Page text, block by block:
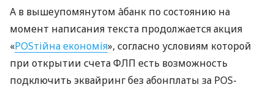
А в вышеупомянутом àбанк по состоянию на
момент написания текста продолжается акция
«POSтійна економія», согласно условиям которой
при открытии счета ФЛП есть возможность
подключить эквайринг без абонплаты за POS-